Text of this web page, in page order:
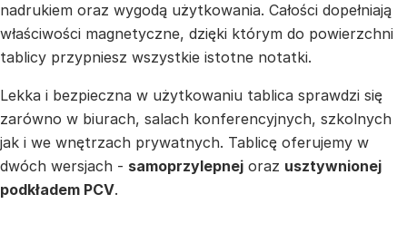
nadrukiem oraz wygodą użytkowania. Całości dopełniają
właściwości magnetyczne, dzięki którym do powierzchni
tablicy przypniesz wszystkie istotne notatki.
Lekka i bezpieczna w użytkowaniu tablica sprawdzi się
zarówno w biurach, salach konferencyjnych, szkolnych
jak i we wnętrzach prywatnych. Tablicę oferujemy w
dwóch wersjach - samoprzylepnej oraz usztywnionej
podkładem PCV.